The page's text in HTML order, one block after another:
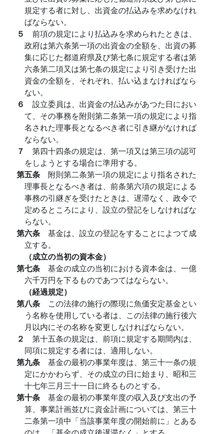
規定する者に対し、出資金の払込みを求めなけれ
ばならない。
５ 前項の規定により払込みを求められたときは、
政府は第六条第一項の出資金の全額を、出資の募
集に応じた都道府県及び第七条に規定する者は第
六条第二項又は第七条の規定により引き受けた出
資金の全額を、それぞれ、払い込まなければなら
ない。
６ 設立委員は、出資金の払込みがあつた日におい
て、その事務を附則第二条第一項の規定により指
名された理事長となるべき者に引き継がなければ
ならない。
７ 第四十四条の規定は、第一項又は第三項の認可
をしようとする場合に準用する。
第五条 附則第二条第一項の規定により指名された
理事長となるべき者は、前条第六項の規定による
事務の引継ぎを受けたときは、遅滞なく、政令で
定めるところにより、設立の登記をしなければな
らない。
第六条 基金は、設立の登記をすることによつて成
立する。
（成立の当初の資本金）
第七条 基金の成立の当初における資本金は、一億
六千万円を下るものであつてはならない。
（経過規定）
第八条 この法律の施行の際現に魚価安定基金とい
う名称を使用している者は、この法律の施行後六
月以内にその名称を変更しなければならない。
２ 第十五条の規定は、前項に規定する期間内は、
同項に規定する者には、適用しない。
第九条 基金の最初の事業年度は、第三十一条の規
定にかかわらず、その成立の日に始まり、昭和三
十七年三月三十一日に終るものとする。
第十条 基金の最初の事業年度の収入及び支出の予
算、事業計画並びに資金計画については、第三十
二条第一項中「当該事業年度の開始前に」とある